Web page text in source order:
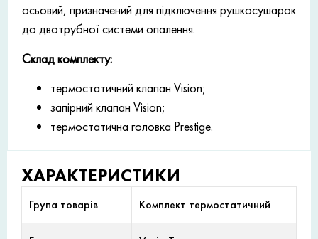
осьовий, призначений для підключення рушкосушарок
до двотрубної системи опалення.
Склад комплекту:
термостатичний клапан Vision;
запірний клапан Vision;
термостатична головка Prestige.
ХАРАКТЕРИСТИКИ
Група товарів Комплект термостатичний